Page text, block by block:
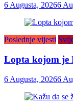
6 Augusta, 20266
Poslednje vijesti
Lopta kojom je
6 Augusta, 20266